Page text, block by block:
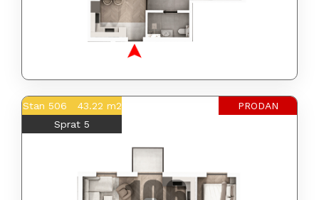
Stan 506 43.22 m2
Sprat 5
PRODAN